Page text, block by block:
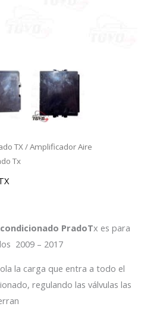
TX/ Amplificador Aire
Tx
PradoTx es para
2009 – 2017
la carga que entra a todo el
regulando las válvulas las